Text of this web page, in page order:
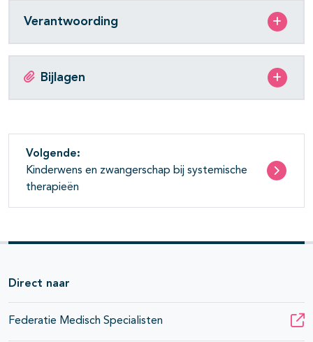
open- en dichtklappen
Verantwoording
Bijlagen
Volgende:
Kinderwens en zwangerschap bij systemische
therapieën
Direct naar
Federatie Medisch Specialisten